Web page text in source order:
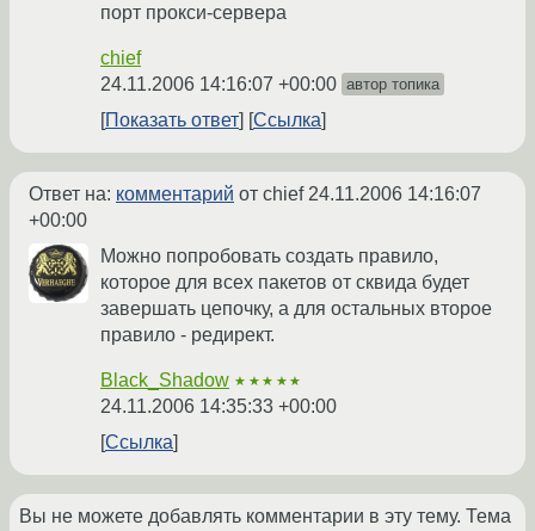
порт прокси-сервера
chief
24.11.2006 14:16:07 +00:00 автор топика
Показать ответ Ссылка
Ответ на: комментарий от chief24.11.2006 14:16:07
+00:00
Можно попробовать создать правило,
которое для всех пакетов от сквида будет
завершать цепочку, а для остальных второе
правило - редирект.
Black_Shadow ★★★★★
24.11.2006 14:35:33 +00:00
Ссылка
Вы не можете добавлять комментарии в эту тему. Тема